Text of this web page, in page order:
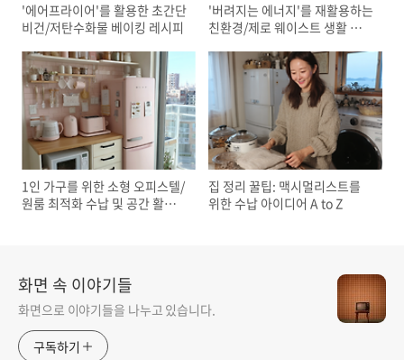
'에어프라이어'를 활용한 초간단
비건/저탄수화물 베이킹 레시피
'버려지는 에너지'를 재활용하는
친환경/제로 웨이스트 생활 꿀팁
1인 가구를 위한 소형 오피스텔/
원룸 최적화 수납 및 공간 활용
집 정리 꿀팁: 맥시멀리스트를
위한 수납 아이디어 A to Z
화면 속 이야기들
화면으로 이야기들을 나누고 있습니다.
구독하기